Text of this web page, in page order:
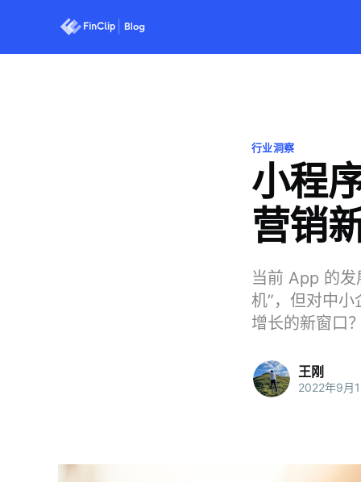
行业洞察
小程
营销
当前 App 的发
机”，但对中
增长的新窗口？
王刚
2022年9月